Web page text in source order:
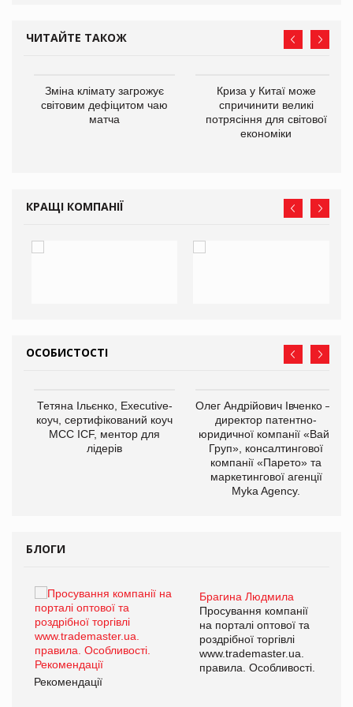
ЧИТАЙТЕ ТАКОЖ
Зміна клімату загрожує
світовим дефіцитом чаю
матча
Криза у Китаї може
спричинити великі
потрясіння для світової
економіки
КРАЩІ КОМПАНІЇ
ОСОБИСТОСТІ
Тетяна Ільєнко, Executive-
коуч, сертифікований коуч
МСС ICF, ментор для
лідерів
Олег Андрійович Івченко —
директор патентно-
юридичної компанії «Вайз
Груп», консалтингової
компанії «Парето» та
маркетингової агенції
Myka Agency.
БЛОГИ
Брагина Людмила
Просування компанії
на порталі оптової та
роздрібної торгівлі
www.trademaster.ua.
правила. Особливості.
Рекомендації